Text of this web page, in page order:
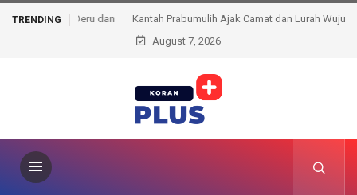
TRENDING
Kantah Prabumulih Ajak Camat dan Lurah Wujudkan Tertib
Administrasi Pertanahan
August 7, 2026